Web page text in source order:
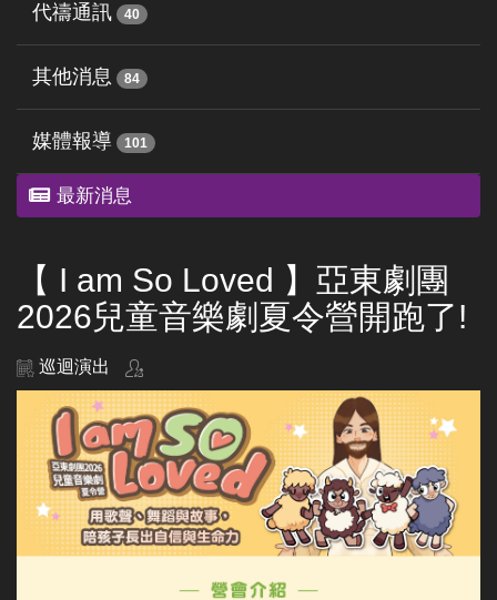
代禱通訊 40
其他消息 84
媒體報導 101
最新消息
【 I am So Loved 】亞東劇團
2026兒童音樂劇夏令營開跑了!
巡迴演出